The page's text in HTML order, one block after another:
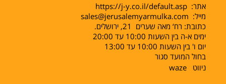
אתר: https://j-y.co.il/default.asp
מייל: sales@jerusalemyarmulka.com
כתובת: רח‘ מאה שערים 21, ירושלים.
ימים א-ה בין השעות 10:00 עד 20:00
יום ו' בין השעות 10:00 עד 13:00
בחול המועד סגור
ניווט
waze